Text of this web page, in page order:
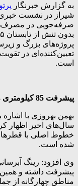
به گزارش خبرنگار
شیراز در نشست خبری
صرفه‌جویی در مصرف
پروژه‌های بزرگ و
تعیین‌کننده‌ای در
است.
پیشرفت 85 کیلومتری رینگ آبرسانی شیراز
بهمن بهروزی با
شده است.
پیشرفت داشته و
مناطق چهارگانه از